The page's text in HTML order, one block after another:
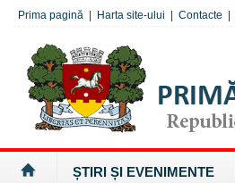
Prima pagină Harta site-ului Contacte
ȘTIRI ȘI EVENIMENTE